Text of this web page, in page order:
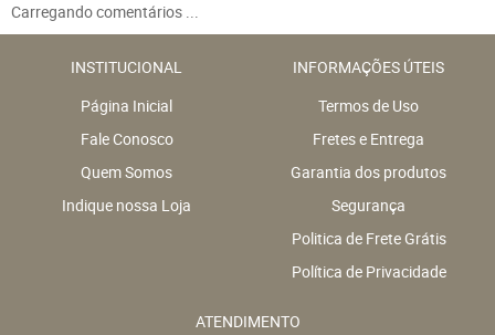
Carregando comentários ...
INSTITUCIONAL
Página Inicial
Fale Conosco
Quem Somos
Indique nossa Loja
INFORMAÇÕES ÚTEIS
Termos de Uso
Fretes e Entrega
Garantia dos produtos
Segurança
Politica de Frete Grátis
Política de Privacidade
ATENDIMENTO